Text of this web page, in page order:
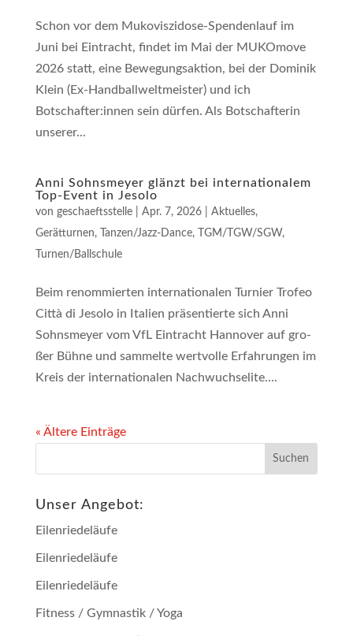
Schon vor dem Muko­vis­zi­do­se-Spen­den­lauf im
Juni bei Ein­tracht, fin­det im Mai der MUKO­mo­ve
2026 statt, eine Bewe­gungs­ak­ti­on, bei der Domi­nik
Klein (Ex-Hand­ball­welt­meis­ter) und ich
Botschafter:innen sein dürfen. Als Bot­schaf­te­rin
unse­rer...
Anni Sohnsmeyer glänzt bei internationalem
Top-Event in Jesolo
von geschaeftsstelle| Apr. 7, 2026| Aktuelles,
Gerätturnen, Tanzen/Jazz-Dance, TGM/TGW/SGW,
Turnen/Ballschule
Beim renom­mier­ten inter­na­tio­na­len Tur­nier Tro­feo
Cit­tà di Jeso­lo in Ita­li­en prä­sen­tier­te sich Anni
Sohns­mey­er vom VfL Ein­tracht Han­no­ver auf gro­
ßer Büh­ne und sam­mel­te wert­vol­le Erfah­run­gen im
Kreis der inter­na­tio­na­len Nachwuchselite....
« Ältere Einträge
Unser Angebot:
Eilenriedeläufe
Eilenriedeläufe
Eilenriedeläufe
Fitness / Gymnastik / Yoga